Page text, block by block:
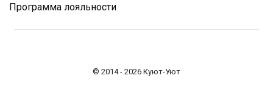
Программа лояльности
© 2014 - 2026 Куют-Уют